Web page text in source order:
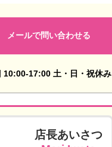
メールで問い合わせる
10:00-17:00 土・日・祝休み
店長あいさつ